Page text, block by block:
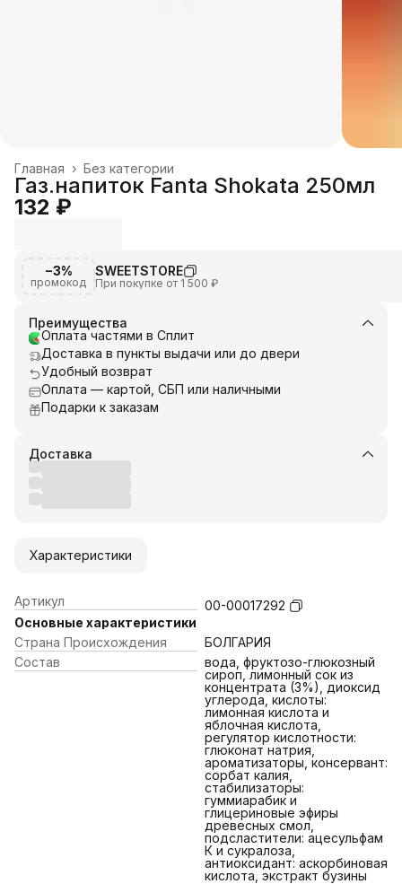
Без категории
Главная ›
Газ.напиток Fanta Shokata 250мл
132 ₽
−3%
промокод
SWEETSTORE
При покупке от 1 500 ₽
Преимущества
Оплата частями в Сплит
Доставка в пункты выдачи или до двери
Удобный возврат
Оплата — картой, СБП или наличными
Подарки к заказам
Доставка
Характеристики
Артикул
00-00017292
Основные характеристики
Страна Происхождения
БОЛГАРИЯ
Состав
вода, фруктозо-глюкозный
сироп, лимонный сок из
концентрата (3%), диоксид
углерода, кислоты:
лимонная кислота и
яблочная кислота,
регулятор кислотности:
глюконат натрия,
ароматизаторы, консервант:
сорбат калия,
стабилизаторы:
гуммиарабик и
глицериновые эфиры
древесных смол,
подсластители: ацесульфам
К и сукралоза,
антиоксидант: аскорбиновая
кислота, экстракт бузины